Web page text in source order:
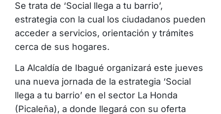
Se trata de ‘Social llega a tu barrio’,
estrategia con la cual los ciudadanos pueden
acceder a servicios, orientación y trámites
cerca de sus hogares.
La Alcaldía de Ibagué organizará este jueves
una nueva jornada de la estrategia ‘Social
llega a tu barrio’ en el sector La Honda
(Picaleña), a donde llegará con su oferta